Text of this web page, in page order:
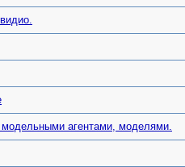
агентами, моделями.